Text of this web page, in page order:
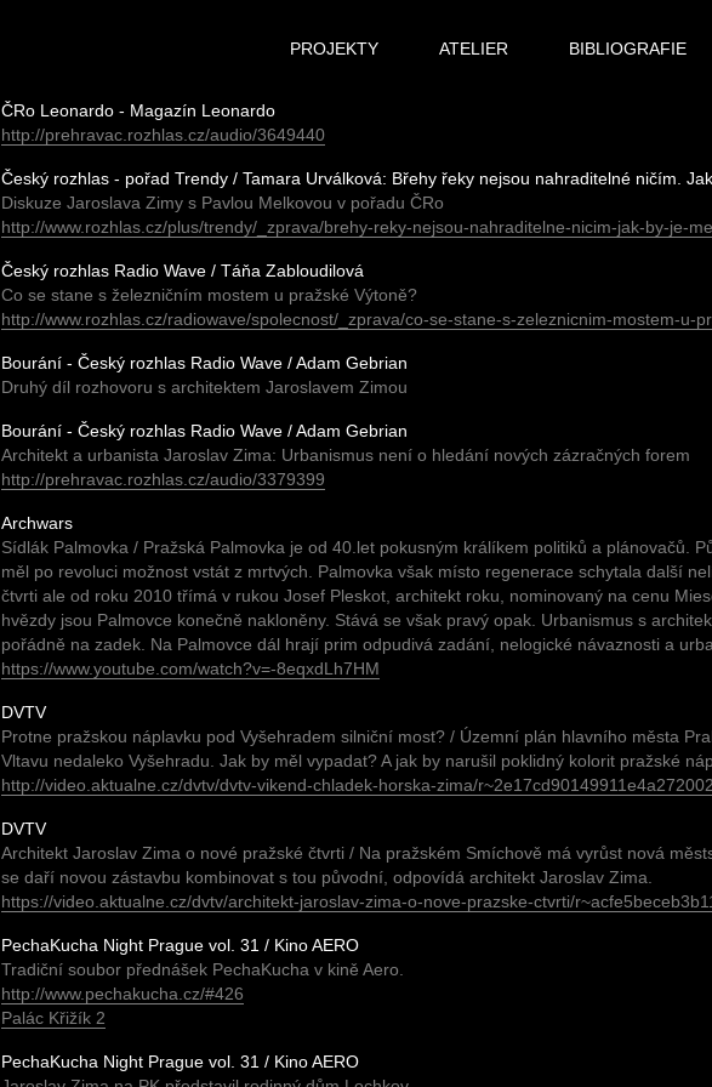
PROJEKTY ATELIER BIBLIOGRAFIE
ČRo Leonardo - Magazín Leonardo
http://prehravac.rozhlas.cz/audio/3649440
Český rozhlas - pořad Trendy / Tamara Urválková: Břehy řeky nejsou nahraditelné ničím.
Diskuze Jaroslava Zimy s Pavlou Melkovou v pořadu ČRo
http://www.rozhlas.cz/plus/trendy/_zprava/brehy-reky-nejsou-nahraditelne-nicim-jak-by-je-
Český rozhlas Radio Wave / Táňa Zabloudilová
Co se stane s železničním mostem u pražské Výtoně?
http://www.rozhlas.cz/radiowave/spolecnost/_zprava/co-se-stane-s-zeleznicnim-mostem-u-
Bourání - Český rozhlas Radio Wave / Adam Gebrian
Druhý díl rozhovoru s architektem Jaroslavem Zimou
Bourání - Český rozhlas Radio Wave / Adam Gebrian
Architekt a urbanista Jaroslav Zima: Urbanismus není o hledání nových zázračných forem
http://prehravac.rozhlas.cz/audio/3379399
Archwars
Sídlák Palmovka / Pražská Palmovka je od 40.let pokusným králíkem politiků a plánovačů.
měl po revoluci možnost vstát z mrtvých. Palmovka však místo regenerace schytala další
čtvrti ale od roku 2010 třímá v rukou Josef Pleskot, architekt roku, nominovaný na cenu
hvězdy jsou Palmovce konečně nakloněny. Stává se však pravý opak. Urbanismus s
pořádně na zadek. Na Palmovce dál hrají prim odpudivá zadání, nelogické návaznosti a
https://www.youtube.com/watch?v=-8eqxdLh7HM
DVTV
Protne pražskou náplavku pod Vyšehradem silniční most? / Územní plán hlavního města
Vltavu nedaleko Vyšehradu. Jak by měl vypadat? A jak by narušil poklidný kolorit pražské
http://video.aktualne.cz/dvtv/dvtv-vikend-chladek-horska-zima/
DVTV
Architekt Jaroslav Zima o nové pražské čtvrti / Na pražském Smíchově má vyrůst nová
se daří novou zástavbu kombinovat s tou původní, odpovídá architekt Jaroslav Zima.
https://video.aktualne.cz/dvtv/architekt-jaroslav-zima-o-nove-prazske-ctvrti/
PechaKucha Night Prague vol. 31 / Kino AERO
Tradiční soubor přednášek PechaKucha v kině Aero.
http://www.pechakucha.cz/#426
Palác Křižík 2
PechaKucha Night Prague vol. 31 / Kino AERO